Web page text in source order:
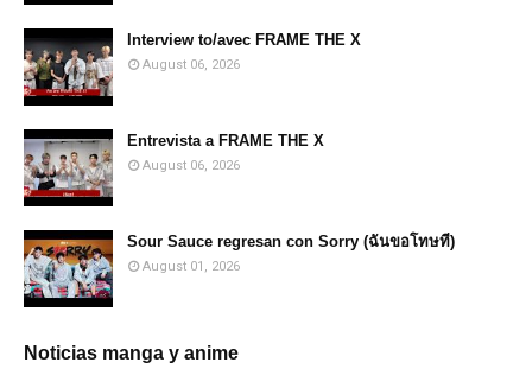
Interview to/avec FRAME THE X
August 06, 2026
Entrevista a FRAME THE X
August 06, 2026
Sour Sauce regresan con Sorry (ฉันขอโทษที)
August 01, 2026
Noticias manga y anime